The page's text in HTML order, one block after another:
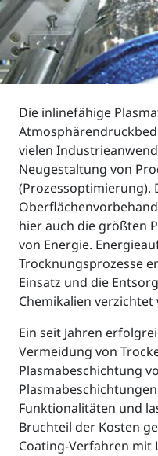
Die inlinefähige
vielen
Neugestaltung von
(Prozessoptimierung).
hier auch die größten
von Energie.
Trocknungsprozesse
Einsatz und die
Chemikalien verzichtet
Ein seit Jahren
Vermeidung von
Plasmabeschichtung
Funktionalitäten und
Bruchteil der Kosten
Coating-Verfahren mit